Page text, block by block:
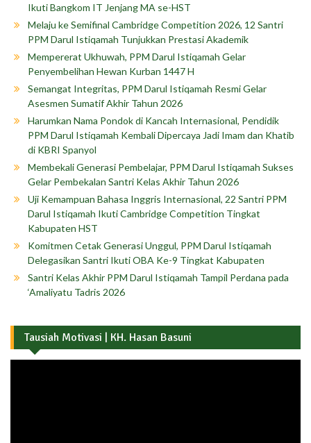
Ikuti Bangkom IT Jenjang MA se-HST
Melaju ke Semifinal Cambridge Competition 2026, 12 Santri
PPM Darul Istiqamah Tunjukkan Prestasi Akademik
Mempererat Ukhuwah, PPM Darul Istiqamah Gelar
Penyembelihan Hewan Kurban 1447 H
Semangat Integritas, PPM Darul Istiqamah Resmi Gelar
Asesmen Sumatif Akhir Tahun 2026
Harumkan Nama Pondok di Kancah Internasional, Pendidik
PPM Darul Istiqamah Kembali Dipercaya Jadi Imam dan Khatib
di KBRI Spanyol
Membekali Generasi Pembelajar, PPM Darul Istiqamah Sukses
Gelar Pembekalan Santri Kelas Akhir Tahun 2026
Uji Kemampuan Bahasa Inggris Internasional, 22 Santri PPM
Darul Istiqamah Ikuti Cambridge Competition Tingkat
Kabupaten HST
Komitmen Cetak Generasi Unggul, PPM Darul Istiqamah
Delegasikan Santri Ikuti OBA Ke-9 Tingkat Kabupaten
Santri Kelas Akhir PPM Darul Istiqamah Tampil Perdana pada
‘Amaliyatu Tadris 2026
Tausiah Motivasi | KH. Hasan Basuni